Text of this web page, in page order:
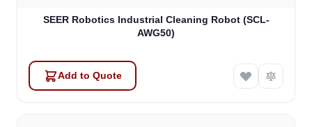
SEER Robotics Industrial Cleaning Robot (SCL-
AWG50)
Add to Quote